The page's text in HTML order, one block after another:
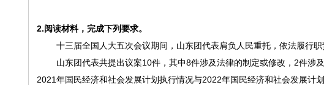
2.阅读材料，完成下列要求。
十三届全国人大五次会议期间，山东团代表肩负人民重托，依法履行职
山东团代表共提出议案10件，其中8件涉及法律的制定或修改，2件涉
2021年国民经济和社会发展计划执行情况与2022年国民经济和社会发展